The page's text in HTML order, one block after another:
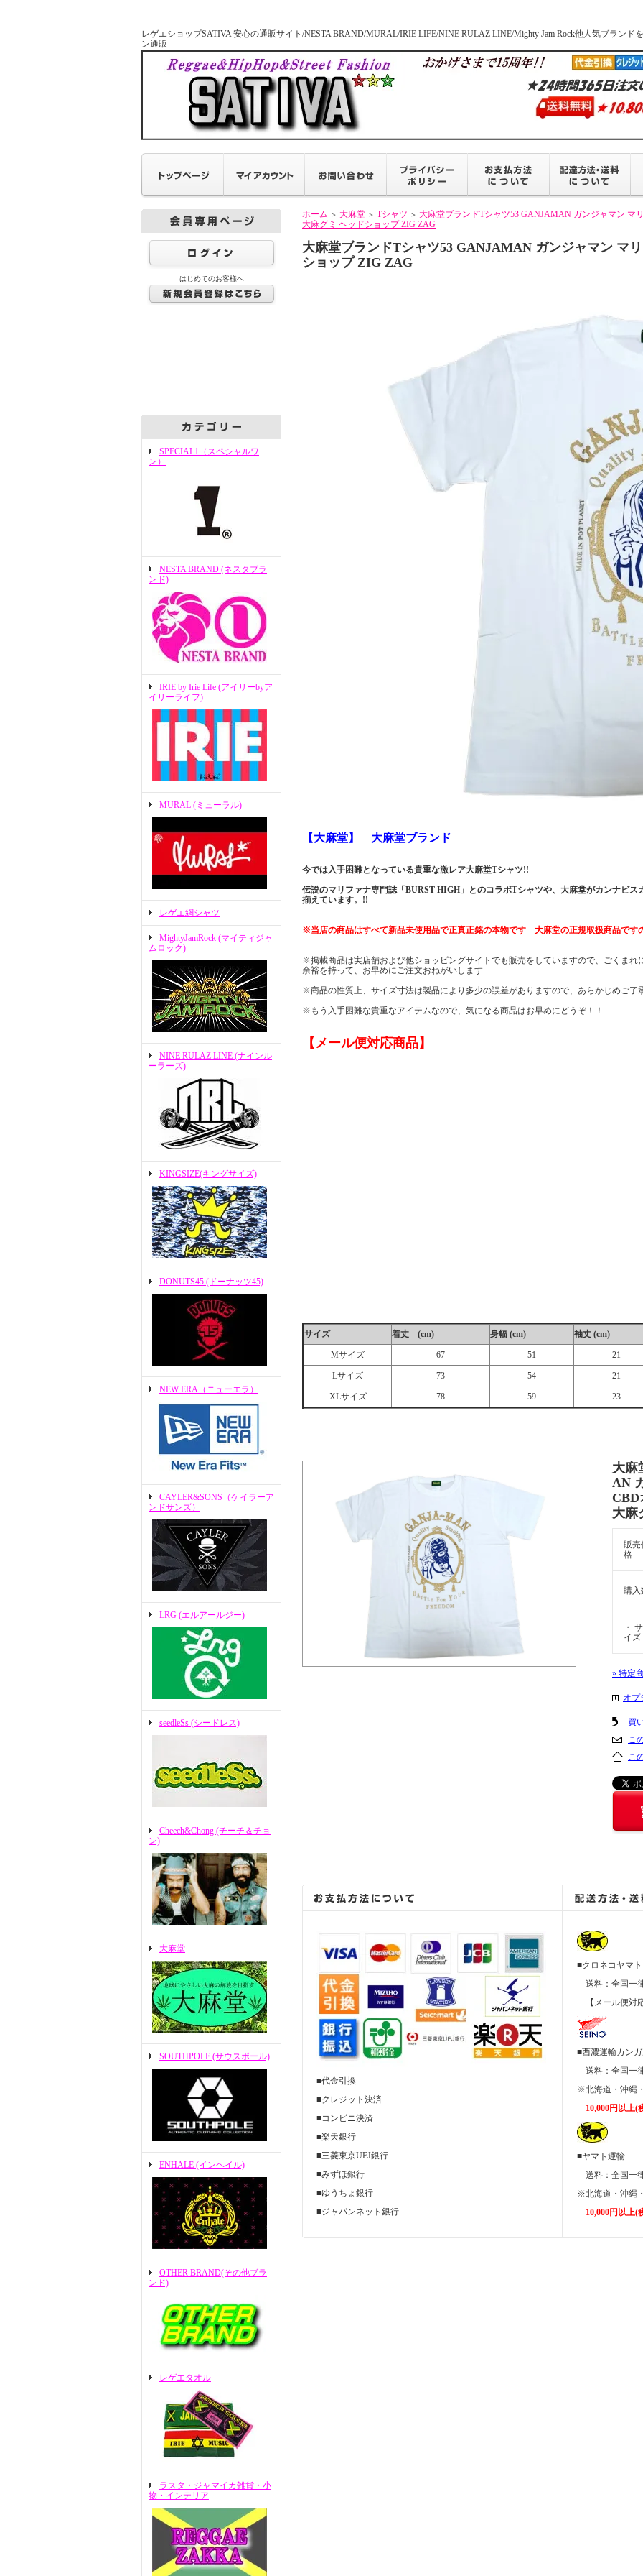
レゲエショップSATIVA 安心の通販サイト/NESTA BRAND/MURAL/IRIE LIFE/NINE RULAZ LINE/Mighty Jam Rock他人気ブランド
ン通販
はじめてのお客様へ
SPECIAL1（スペシャルワ
ン）
NESTA BRAND (ネスタブラ
ンド)
IRIE by Irie Life (アイリーbyア
イリーライフ)
MURAL (ミューラル)
レゲエ網シャツ
MightyJamRock (マイティジャ
ムロック)
NINE RULAZ LINE (ナインル
ーラーズ)
KINGSIZE(キングサイズ)
DONUTS45 (ドーナッツ45)
NEW ERA（ニューエラ）
CAYLER&SONS（ケイラーア
ンドサンズ）
LRG (エルアールジー)
seedleSs (シードレス)
Cheech&Chong (チーチ＆チョ
ン)
大麻堂
SOUTHPOLE (サウスポール)
ENHALE (インヘイル)
OTHER BRAND(その他ブラ
ンド)
レゲエタオル
ラスタ・ジャマイカ雑貨・小
物・インテリア
ホーム ＞ 大麻堂 ＞ Tシャツ ＞ 大麻堂ブランドTシャツ53 GANJAMAN ガンジャマン マ
大麻グミ ヘッドショップ ZIG ZAG
大麻堂ブランドTシャツ53 GANJAMAN ガンジャマン マ
ショップ ZIG ZAG
【大麻堂】 大麻堂ブランド
今では入手困難となっている貴重な激レア大麻堂Tシャツ!!
伝説のマリファナ専門誌「BURST HIGH」とのコラボTシャツや、大麻堂がカンナビ
揃えています。!!
※当店の商品はすべて新品未使用品で正真正銘の本物です 大麻堂の正規取扱商品です
※掲載商品は実店舗および他ショッピングサイトでも販売をしていますので、ごくまれ
余裕を持って、お早めにご注文おねがいします
※商品の性質上、サイズ寸法は製品により多少の誤差がありますので、あらかじめご了
※もう入手困難な貴重なアイテムなので、気になる商品はお早めにどうぞ！！
【メール便対応商品】
サイズ 着丈 (cm) 身幅 (cm) 袖丈 (cm)
Mサイズ 67 51 21
Lサイズ 73 54 21
XLサイズ 78 59 23
大麻
AN
大麻
販売
格
購入
・ サ
イズ
» 特定
オプ
買
こ
こ
■代金引換
■クレジット決済
■コンビニ決済
■楽天銀行
■三菱東京UFJ銀行
■みずほ銀行
■ゆうちょ銀行
■ジャパンネット銀行
■クロネコヤマ
送料：全国一
【メール便対
■西濃運輸カン
送料：全国一
※北海道・沖縄
10,000円以上(
■ヤマト運輸
送料：全国一
※北海道・沖縄
10,000円以上(